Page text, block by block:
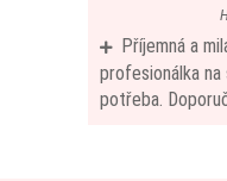
Příjemná a
profesionálka
potřeba.